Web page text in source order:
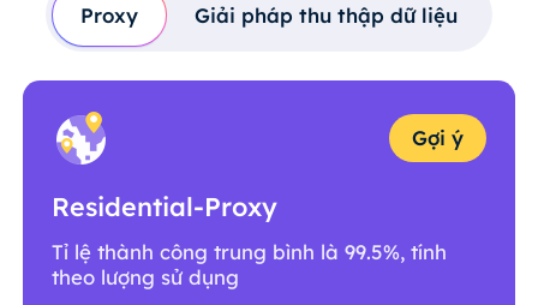
Proxy Giải pháp thu thập dữ liệu
Gợi ý
Residential-Proxy
Tỉ lệ thành công trung bình là 99.5%, tính
theo lượng sử dụng